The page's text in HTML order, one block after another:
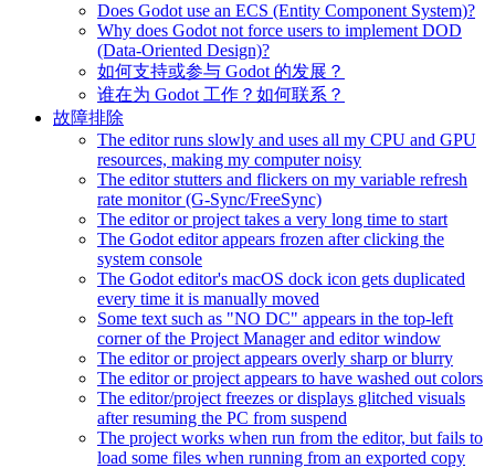
Does Godot use an ECS (Entity Component System)?
Why does Godot not force users to implement DOD
(Data-Oriented Design)?
如何支持或参与 Godot 的发展？
谁在为 Godot 工作？如何联系？
故障排除
The editor runs slowly and uses all my CPU and GPU
resources, making my computer noisy
The editor stutters and flickers on my variable refresh
rate monitor (G-Sync/FreeSync)
The editor or project takes a very long time to start
The Godot editor appears frozen after clicking the
system console
The Godot editor's macOS dock icon gets duplicated
every time it is manually moved
Some text such as "NO DC" appears in the top-left
corner of the Project Manager and editor window
The editor or project appears overly sharp or blurry
The editor or project appears to have washed out colors
The editor/project freezes or displays glitched visuals
after resuming the PC from suspend
The project works when run from the editor, but fails to
load some files when running from an exported copy